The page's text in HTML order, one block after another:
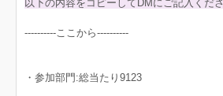
以下の内容をコピーしてDMにご記入くだ
----------ここから----------
・参加部門:総当たり9123